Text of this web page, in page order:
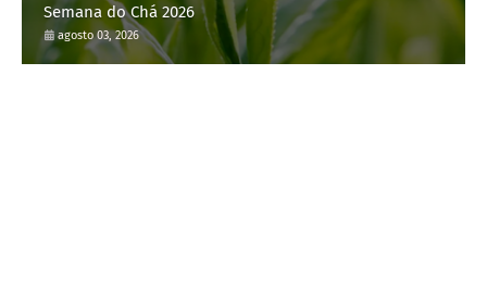
Semana do Chá 2026
agosto 03, 2026